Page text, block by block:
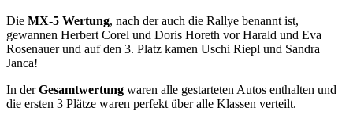
Die MX-5 Wertung, nach der auch die Rallye benannt ist,
gewannen Herbert Corel und Doris Horeth vor Harald und Eva
Rosenauer und auf den 3. Platz kamen Uschi Riepl und Sandra
Janca!
In derGesamtwertung waren alle gestarteten Autos enthalten und
die ersten 3 Plätze waren perfekt über alle Klassen verteilt.